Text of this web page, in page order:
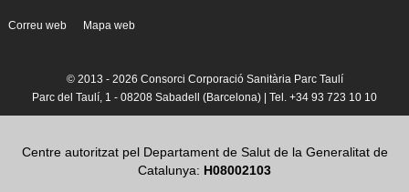
Correu web Mapa web
© 2013 - 2026 Consorci Corporació Sanitària Parc Taulí
Parc del Taulí, 1 - 08208 Sabadell (Barcelona) | Tel. +34 93 723 10 10
Centre autoritzat pel Departament de Salut de la Generalitat de
Catalunya: H08002103